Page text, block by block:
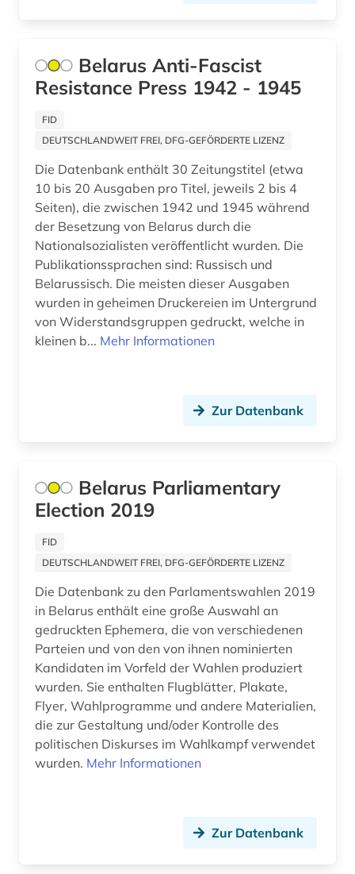
Belarus Anti-Fascist
Resistance Press 1942 - 1945
FID
DEUTSCHLANDWEIT FREI, DFG-GEFÖRDERTE LIZENZ
Die Datenbank enthält 30 Zeitungstitel (etwa
10 bis 20 Ausgaben pro Titel, jeweils 2 bis 4
Seiten), die zwischen 1942 und 1945 während
der Besetzung von Belarus durch die
Nationalsozialisten veröffentlicht wurden. Die
Publikationssprachen sind: Russisch und
Belarussisch. Die meisten dieser Ausgaben
wurden in geheimen Druckereien im Untergrund
von Widerstandsgruppen gedruckt, welche in
kleinen b... Mehr Informationen
Zur Datenbank
Belarus Parliamentary
Election 2019
FID
DEUTSCHLANDWEIT FREI, DFG-GEFÖRDERTE LIZENZ
Die Datenbank zu den Parlamentswahlen 2019
in Belarus enthält eine große Auswahl an
gedruckten Ephemera, die von verschiedenen
Parteien und von den von ihnen nominierten
Kandidaten im Vorfeld der Wahlen produziert
wurden. Sie enthalten Flugblätter, Plakate,
Flyer, Wahlprogramme und andere Materialien,
die zur Gestaltung und/oder Kontrolle des
politischen Diskurses im Wahlkampf verwendet
wurden. Mehr Informationen
Zur Datenbank